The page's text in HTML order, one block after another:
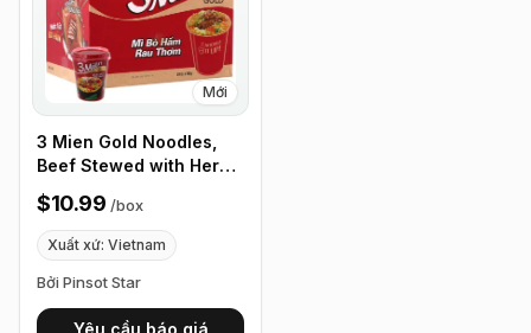
Mới
3 Mien Gold Noodles,
Beef Stewed with Herbs
65g, Box of 24 cups
$10.99 /box
Xuất xứ: Vietnam
Bởi Pinsot Star
Yêu cầu báo giá